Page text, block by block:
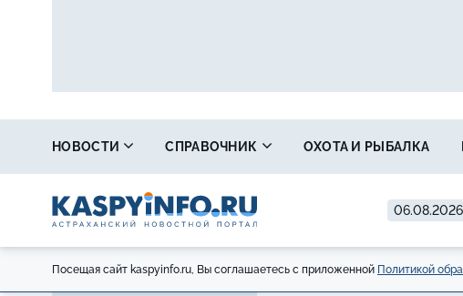
НОВОСТИ СПРАВОЧНИК ОХОТА И РЫБАЛКА
Посещая сайт kaspyinfo.ru, Вы соглашаетесь с приложенной Политикой